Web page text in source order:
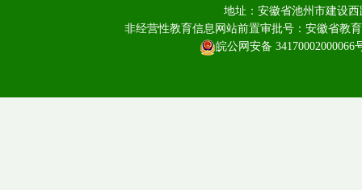
地址：安徽省池州市建设
非经营性教育信息网站前置审批号：安徽省教
皖公网安备 34170002000066